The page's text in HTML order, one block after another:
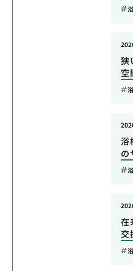
狭
空
浴
の
在
交